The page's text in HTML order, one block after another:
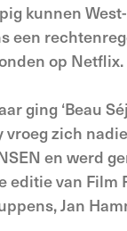
kunnen
een
op Netflix.
ging ‘Beau
vroeg zich
en werd
editie van Film
Jan